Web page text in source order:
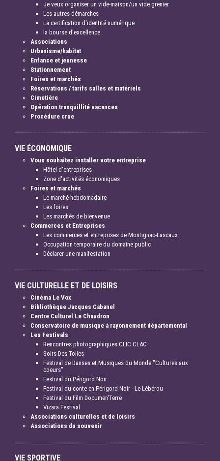
Je veux organiser un vide-maison/un vide grenier
Les autres démarches
La certification d'identité numérique
la bourse d'excellence
Associations
Urbanisme/habitat
Enfance et jeunesse
Stationnement
Foires et marchés
Réservations / tarifs salles et matériels
Cimetière
Opération tranquillité vacances
Procédure crue
VIE ÉCONOMIQUE
Vous souhaitez installer votre entreprise
Hôtel d'entreprises
Zone d'activités économiques
Foires et marchés
Le marché hebdomadaire
Les foires
Les marchés de bienvenue
Commerces et Entreprises
Les commerces et entreprises de Montignac-Lascaux
Occupation temporaire du domaine public
Déclarer une manifestation
VIE CULTURELLE ET DE LOISIRS
Cinéma Le Vox
Bibliothèque Jacques Cabanel
Centre Culturel Le Chaudron
Conservatoire de musique à rayonnement départemental
Les Festivals
Rencontres photographiques CLIC CLAC
Soirs Des Toiles
Festival de Danses et Musiques du Monde "Cultures aux
coeurs"
Festival du Périgord Noir
Festival du conte en Périgord Noir - Le Lébérou
Festival du Film Documen'Terre
Vizara Festival
Associations culturelles et de loisirs
Associations du souvenir
VIE SPORTIVE